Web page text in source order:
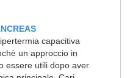
capacitiva
un approccio in
essere utili dopo aver